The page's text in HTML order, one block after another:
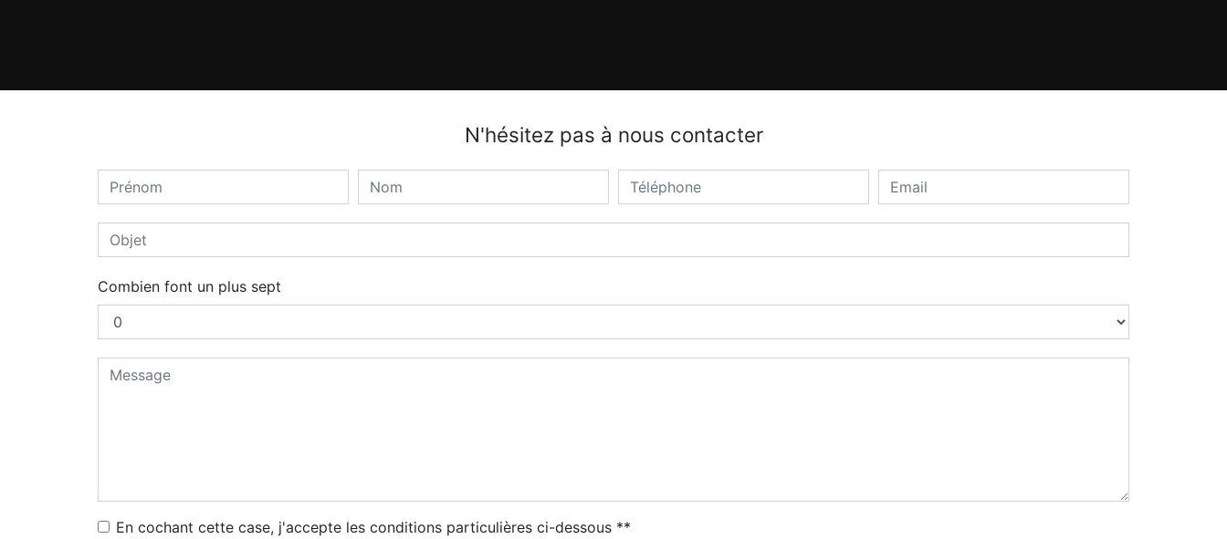
N'hésitez pas à nous contacter
Combien font un plus sept
En cochant cette case, j'accepte les conditions particulières ci-dessous **